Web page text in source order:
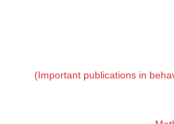
Important publications in